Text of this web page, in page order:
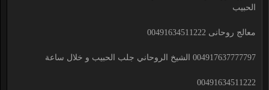
الحبيب
معالج روحانى 00491634511222
004917637777797 الشيخ الروحاني جلب الحبيب و خلال ساعة
00491634511222